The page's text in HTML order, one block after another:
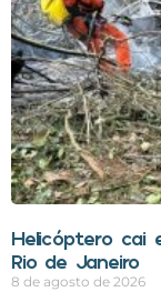
Helicóptero cai
Rio de Janeiro
8 de agosto de 2026